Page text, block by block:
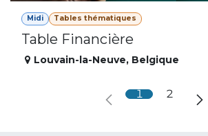
Midi Tables thématiques
Table Financière
Louvain-la-Neuve, Belgique
1 2